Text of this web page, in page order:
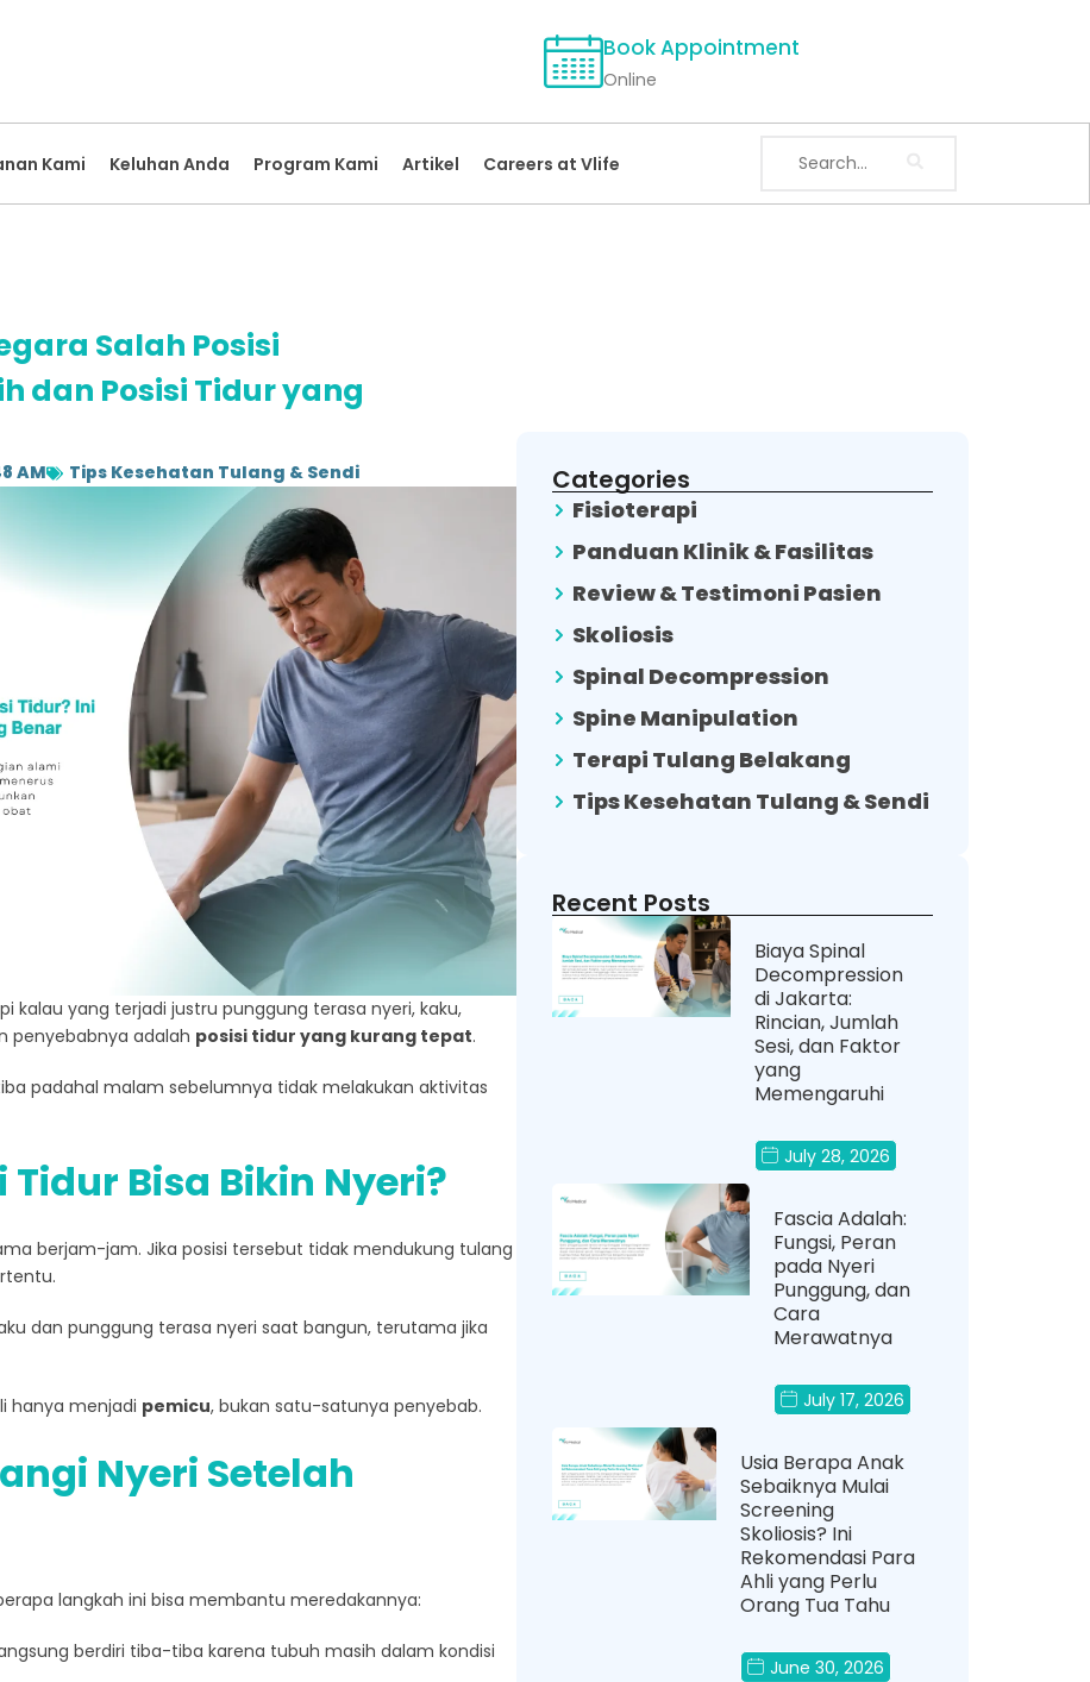
Book Appointment
Online
Kami Keluhan Anda Program Kami Artikel Careers at Vlife
Salah Posisi
dan Posisi Tidur yang
AM Tips Kesehatan Tulang & Sendi
kalau yang terjadi justru punggung terasa nyeri, kaku,
penyebabnya adalah posisi tidur yang kurang tepat.
padahal malam sebelumnya tidak melakukan aktivitas
Bisa Bikin Nyeri?
berjam-jam. Jika posisi tersebut tidak mendukung tulang
dan punggung terasa nyeri saat bangun, terutama jika
hanya menjadi pemicu, bukan satu-satunya penyebab.
Nyeri Setelah
langkah ini bisa membantu meredakannya:
berdiri tiba-tiba karena tubuh masih dalam kondisi
Categories
Fisioterapi
Panduan Klinik & Fasilitas
Review & Testimoni Pasien
Skoliosis
Spinal Decompression
Spine Manipulation
Terapi Tulang Belakang
Tips Kesehatan Tulang & Sendi
Recent Posts
Biaya Spinal
Decompression
di Jakarta:
Rincian, Jumlah
Sesi, dan Faktor
yang
Memengaruhi
July 28, 2026
Fascia Adalah:
Fungsi, Peran
pada Nyeri
Punggung, dan
Cara
Merawatnya
July 17, 2026
Usia Berapa Anak
Sebaiknya Mulai
Screening
Skoliosis? Ini
Rekomendasi Para
Ahli yang Perlu
Orang Tua Tahu
June 30, 2026